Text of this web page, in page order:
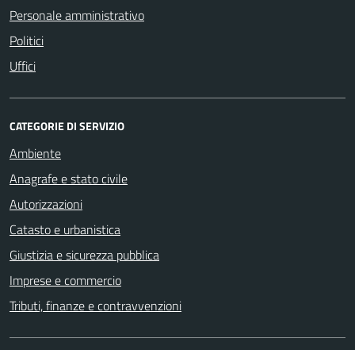
Personale amministrativo
Politici
Uffici
CATEGORIE DI SERVIZIO
Ambiente
Anagrafe e stato civile
Autorizzazioni
Catasto e urbanistica
Giustizia e sicurezza pubblica
Imprese e commercio
Tributi, finanze e contravvenzioni